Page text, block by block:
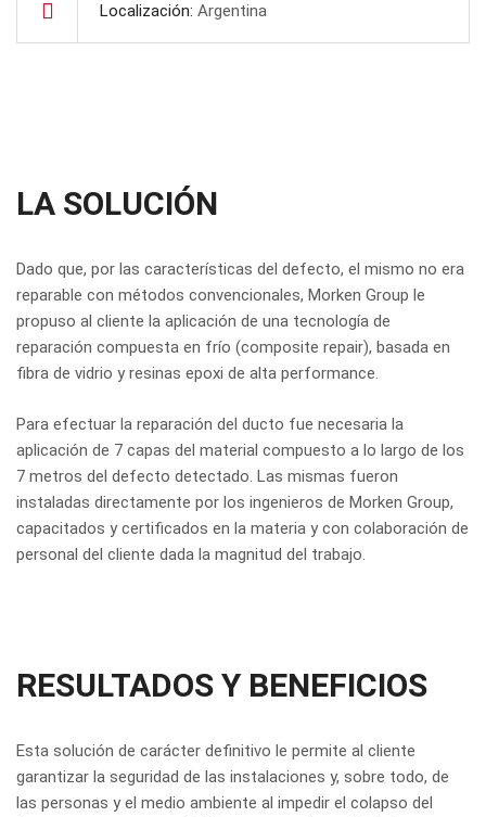
Localización: Argentina
LA SOLUCIÓN
Dado que, por las características del defecto, el mismo no era
reparable con métodos convencionales, Morken Group le
propuso al cliente la aplicación de una tecnología de
reparación compuesta en frío (composite repair), basada en
fibra de vidrio y resinas epoxi de alta performance.
Para efectuar la reparación del ducto fue necesaria la
aplicación de 7 capas del material compuesto a lo largo de los
7 metros del defecto detectado. Las mismas fueron
instaladas directamente por los ingenieros de Morken Group,
capacitados y certificados en la materia y con colaboración de
personal del cliente dada la magnitud del trabajo.
RESULTADOS Y BENEFICIOS
Esta solución de carácter definitivo le permite al cliente
garantizar la seguridad de las instalaciones y, sobre todo, de
las personas y el medio ambiente al impedir el colapso del